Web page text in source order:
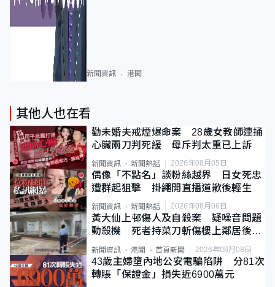
新聞資訊 港聞
其他人也在看
勸未婚夫戒煙爆命案 28歲女教師連捅
心臟兩刀判死緩 母斥判太重已上訴
新聞資訊 新聞熱話 2026年08月05日
偶像「不點名」談粉絲越界 日女死忠
遭群起狙擊 掛繩開直播道歉後輕生
新聞資訊 新聞熱話 2026年08月06日
黃大仙上邨傷人及自殺案 疑噪音問題
動殺機 死者持菜刀斬傷樓上鄰居後墮
新聞資訊 港聞 首頁新聞 2026年08月08日
43歲主婦墮內地公安電騙陷阱 分81次
轉賬「保證金」損失近6900萬元